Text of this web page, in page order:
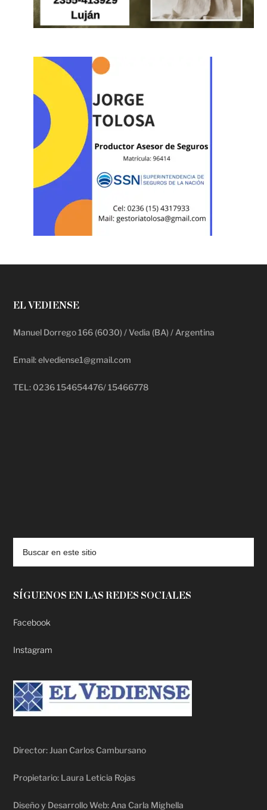
EL VEDIENSE
Manuel Dorrego 166 (6030) / Vedia (BA) / Argentina
Email: elvediense1@gmail.com
TEL: 0236 154654476/ 15466778
SÍGUENOS EN LAS REDES SOCIALES
Facebook
Instagram
Director: Juan Carlos Cambursano
Propietario: Laura Leticia Rojas
Diseño y Desarrollo Web: Ana Carla Mighella